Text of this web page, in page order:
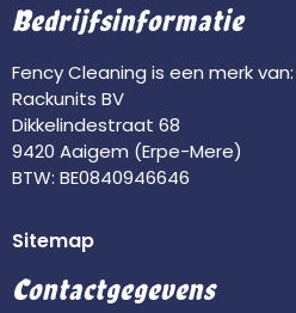
Bedrijfsinformatie
Fency Cleaning is een merk van:
Rackunits BV
Dikkelindestraat 68
9420 Aaigem (Erpe-Mere)
BTW: BE0840946646
Sitemap
Contactgegevens